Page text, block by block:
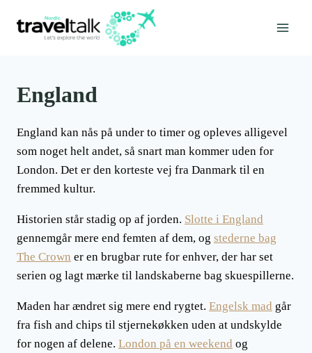
England
England kan nås på under to timer og opleves alligevel
som noget helt andet, så snart man kommer uden for
London. Det er den korteste vej fra Danmark til en
fremmed kultur.
Historien står stadig op af jorden. Slotte i England
gennemgår mere end femten af dem, og stederne bag
The Crown er en brugbar rute for enhver, der har set
serien og lagt mærke til landskaberne bag skuespillerne.
Maden har ændret sig mere end rygtet. Engelsk mad går
fra fish and chips til stjernekøkken uden at undskylde
for nogen af delene. London på en weekend og